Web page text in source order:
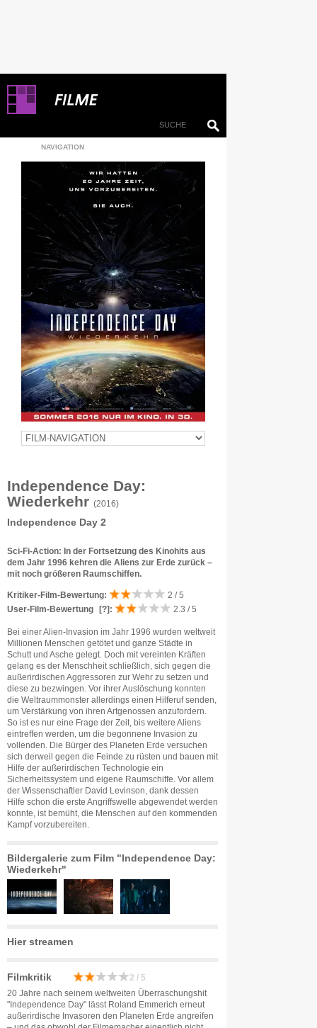
NAVIGATION
Independence Day:
Wiederkehr (2016)
Independence Day 2
Sci-Fi-Action: In der Fortsetzung des Kinohits aus
dem Jahr 1996 kehren die Aliens zur Erde zurück –
mit noch größeren Raumschiffen.
Kritiker-Film-Bewertung:
2 / 5
User-Film-Bewertung
[?] : 2.3 / 5
Bei einer Alien-Invasion im Jahr 1996 wurden weltweit
Millionen Menschen getötet und ganze Städte in
Schutt und Asche gelegt. Doch mit vereinten Kräften
gelang es der Menschheit schließlich, sich gegen die
außerirdischen Aggressoren zur Wehr zu setzen und
diese zu bezwingen. Vor ihrer Auslöschung konnten
die Weltraummonster allerdings einen Hilferuf senden,
um Verstärkung von ihren Artgenossen anzufordern.
So ist es nur eine Frage der Zeit, bis weitere Aliens
eintreffen werden, um die begonnene Invasion zu
vollenden. Die Bürger des Planeten Erde versuchen
sich derweil gegen die Feinde zu rüsten und bauen mit
Hilfe der außerirdischen Technologie ein
Sicherheitssystem und eigene Raumschiffe. Vor allem
der Wissenschaftler David Levinson, dank dessen
Hilfe schon die erste Angriffswelle abgewendet werden
konnte, ist bemüht, die Menschen auf den kommenden
Kampf vorzubereiten.
Bildergalerie zum Film "Independence Day:
Wiederkehr"
Hier streamen
Filmkritik 2 / 5
20 Jahre nach seinem weltweiten Überraschungshit
"Independence Day" lässt Roland Emmerich erneut
außerirdische Invasoren den Planeten Erde angreifen